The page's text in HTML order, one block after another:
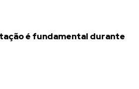
é fundamental durante